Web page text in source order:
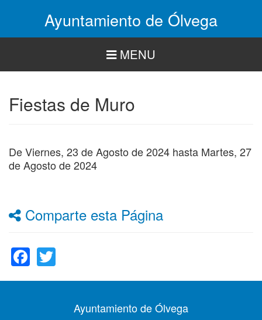
Ayuntamiento de Ólvega
MENU
Fiestas de Muro
DeViernes, 23 de Agosto de 2024 hasta Martes, 27
de Agosto de 2024
Comparte esta Página
Facebook
Ayuntamiento de Ólvega